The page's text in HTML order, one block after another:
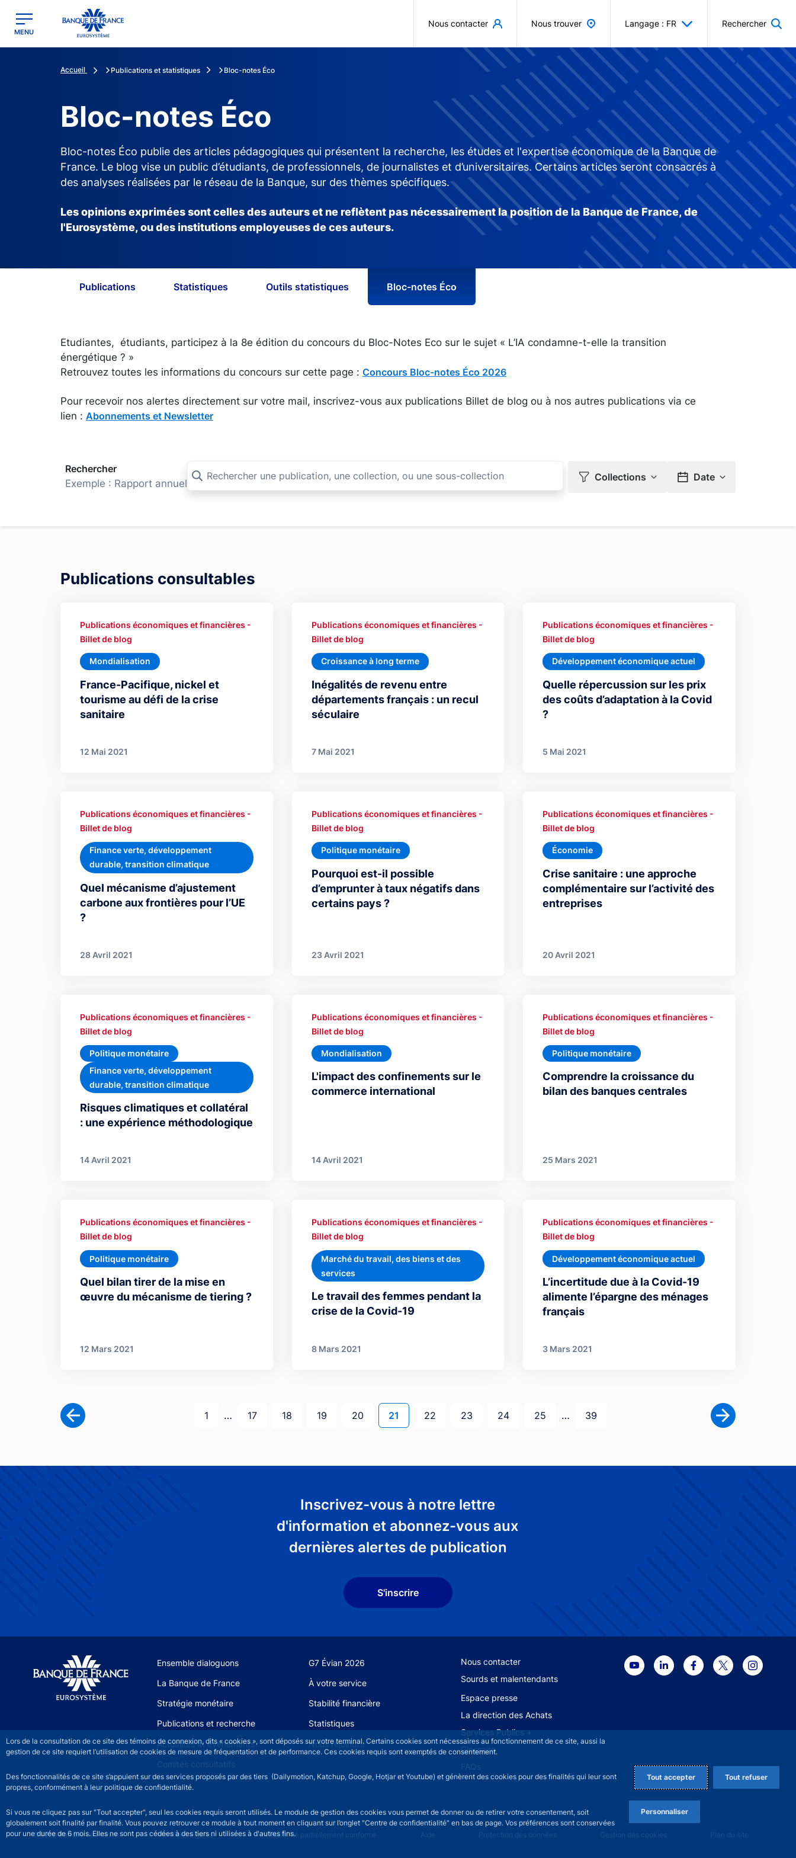
Lors de la consultation de ce site des témoins de connexion, dits « cookies », sont déposés sur votre terminal. Certains cookies sont nécessaires au fonctionnement de ce site, aussi la
gestion de ce site requiert l’utilisation de cookies de mesure de fréquentation et de performance. Ces cookies requis sont exemptés de consentement.
Des fonctionnalités de ce site s’appuient sur des services proposés par des tiers (Dailymotion, Katchup, Google, Hotjar et Youtube) et génèrent des cookies pour des finalités qui leur sont
propres, conformément à leur politique de confidentialité.
Si vous ne cliquez pas sur "Tout accepter", seul les cookies requis seront utilisés. Le module de gestion des cookies vous permet de donner ou de retirer votre consentement, soit
globalement soit finalité par finalité. Vous pouvez retrouver ce module à tout moment en cliquant sur l’onglet "Centre de confidentialité" en bas de page. Vos préférences sont conservées
pour une durée de 6 mois. Elles ne sont pas cédées à des tiers ni utilisées à d'autres fins.
Tout accepter Tout refuser
Personnaliser
Banque de France - Menu Principal
MENU
Nous contacter Nous trouver Langage : FR Rechercher
Accueil Publications et statistiques Bloc-notes Éco
Bloc-notes Éco
Bloc-notes Éco publie des articles pédagogiques qui présentent la recherche, les études et l'expertise économique de la Banque de
France. Le blog vise un public d’étudiants, de professionnels, de journalistes et d’universitaires. Certains articles seront consacrés à
des analyses réalisées par le réseau de la Banque, sur des thèmes spécifiques.
Les opinions exprimées sont celles des auteurs et ne reflètent pas nécessairement la position de la Banque de France, de
l'Eurosystème, ou des institutions employeuses de ces auteurs.
Publications Statistiques Outils statistiques Bloc-notes Éco
Etudiantes, étudiants, participez à la 8e édition du concours du Bloc-Notes Eco sur le sujet « L’IA condamne-t-elle la transition
énergétique ? »
Retrouvez toutes les informations du concours sur cette page : Concours Bloc-notes Éco 2026
Pour recevoir nos alertes directement sur votre mail, inscrivez-vous aux publications Billet de blog ou à nos autres publications via ce
lien : Abonnements et Newsletter
Rechercher
Exemple : Rapport annuel Collections Date
Publications consultables
France-Pacifique, nickel et
tourisme au défi de la crise
sanitaire
Publications économiques et financières -
Billet de blog
Mondialisation
12 Mai 2021
Inégalités de revenu entre
départements français : un recul
séculaire
Publications économiques et financières -
Billet de blog
Croissance à long terme
7 Mai 2021
Quelle répercussion sur les prix
des coûts d’adaptation à la Covid
?
Publications économiques et financières -
Billet de blog
Développement économique actuel
5 Mai 2021
Quel mécanisme d’ajustement
carbone aux frontières pour l’UE
?
Publications économiques et financières -
Billet de blog
Finance verte, développement
durable, transition climatique
28 Avril 2021
Pourquoi est-il possible
d’emprunter à taux négatifs dans
certains pays ?
Publications économiques et financières -
Billet de blog
Politique monétaire
23 Avril 2021
Crise sanitaire : une approche
complémentaire sur l’activité des
entreprises
Publications économiques et financières -
Billet de blog
Économie
20 Avril 2021
Risques climatiques et collatéral
: une expérience méthodologique
Publications économiques et financières -
Billet de blog
Politique monétaire
Finance verte, développement
durable, transition climatique
14 Avril 2021
L'impact des confinements sur le
commerce international
Publications économiques et financières -
Billet de blog
Mondialisation
14 Avril 2021
Comprendre la croissance du
bilan des banques centrales
Publications économiques et financières -
Billet de blog
Politique monétaire
25 Mars 2021
Quel bilan tirer de la mise en
œuvre du mécanisme de tiering ?
Publications économiques et financières -
Billet de blog
Politique monétaire
12 Mars 2021
Le travail des femmes pendant la
crise de la Covid-19
Publications économiques et financières -
Billet de blog
Marché du travail, des biens et des
services
8 Mars 2021
L’incertitude due à la Covid-19
alimente l’épargne des ménages
français
Publications économiques et financières -
Billet de blog
Développement économique actuel
3 Mars 2021
Première page
1 … Page
17 Page
18 Page
19 Page
20 Page courante
21 Page
22 Page
23 Page
24 Page
25 … Dernière page
39
Page suivante
Inscrivez-vous à notre lettre
d'information et abonnez-vous aux
dernières alertes de publication
S'inscrire
Site navigation
Ensemble dialoguons G7 Évian 2026
La Banque de France À votre service
Stratégie monétaire Stabilité financière
Publications et recherche Statistiques
Actualités et événements Nous rejoindre
Comités consultatifs
Footer secondary menu
Nous contacter
Sourds et malentendants
Espace presse
La direction des Achats
Services Publics +
Glossaire
FAQs
©2026 Banque de France Footer legal notice menu
Mentions légales Accessibilité partiellement conforme Aide Protection des données Gestion des cookies Plan du site